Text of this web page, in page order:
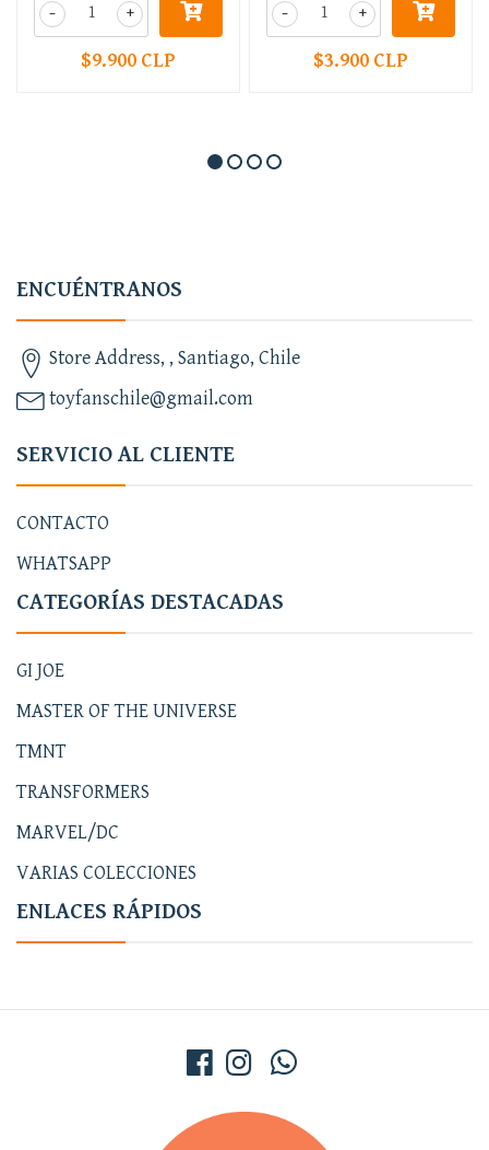
+
-
$9.900 CLP
+
-
$3.900 CLP
ENCUÉNTRANOS
Store Address, , Santiago, Chile
toyfanschile@gmail.com
SERVICIO AL CLIENTE
CONTACTO
WHATSAPP
CATEGORÍAS DESTACADAS
GI JOE
MASTER OF THE UNIVERSE
TMNT
TRANSFORMERS
MARVEL/DC
VARIAS COLECCIONES
ENLACES RÁPIDOS